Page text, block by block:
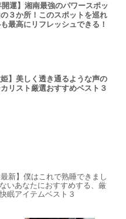
開運】湘南最強のパワースポッ
の３か所！このスポットを巡れ
最高にリフレッシュできる！
姫】美しく透き通るような声の
リスト厳選おすすめベスト３
最新】僕はこれで熟睡できまし
いあなたにおすすめする、厳
眠アイテムベスト３